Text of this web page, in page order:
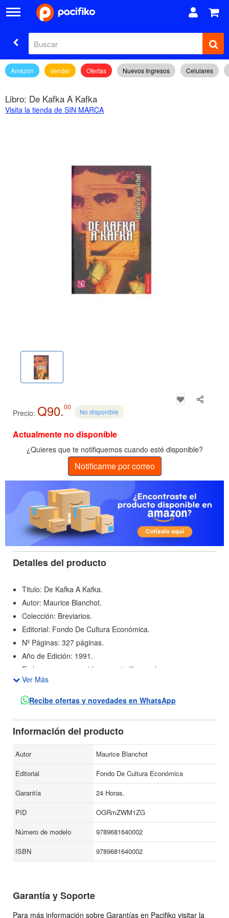
Amazon Vender Ofertas Nuevos Ingresos Celulares
Libro: De Kafka A Kafka
Visita la tienda de SIN MARCA
Precio: Q90.00
No disponible
Actualmente no disponible
¿Quieres que te notifiquemos cuando esté disponible?
Notificarme por correo
Detalles del producto
Titulo: De Kafka A Kafka.
Autor: Maurice Blanchot.
Colección: Breviarios.
Editorial: Fondo De Cultura Económica.
Nº Páginas: 327 páginas.
Año de Edición: 1991.
En los ensayos reunidos en este libro, subyace una
preocupación por rescatar de entre los elocuentes silencios
que Kafka resguarda tras las palabras la verdadera esencia
afirmación de un mundo regido por un orden que se revela
de manera cotidiana, pero no por ello menos sorprendente,
un combate en favor de la mirada escéptica del hombre de
asombra.
Ver Más
Recibe ofertas y novedades en WhatsApp
Información del producto
Autor
Maurice Blanchot
Editorial
Fondo De Cultura Económica
Garantía
24 Horas.
PID
OGRmZWM1ZG
Número de modelo
9789681640002
ISBN
9789681640002
Garantía y Soporte
Para más información sobre Garantías en Pacifiko visitar la